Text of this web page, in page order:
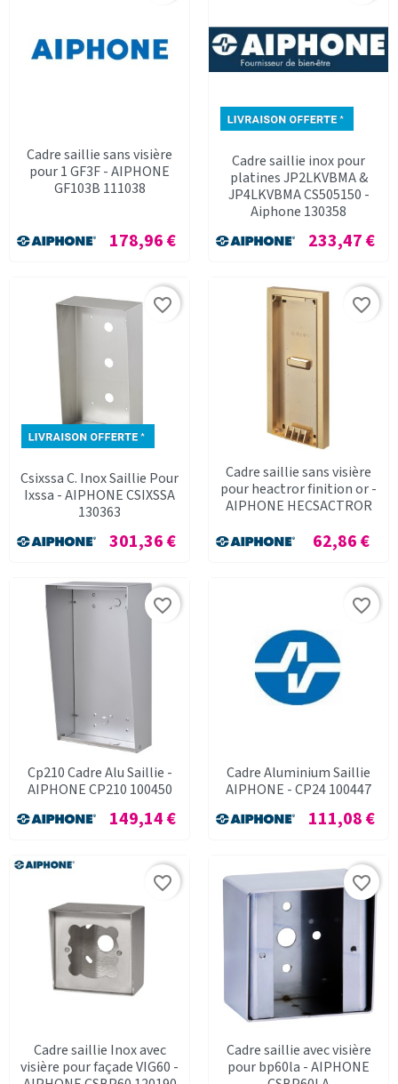
Cadre saillie sans visière
pour 1 GF3F - AIPHONE
GF103B 111038
Prix
178,96 €
Cadre saillie inox pour
platines JP2LKVBMA &
JP4LKVBMA CS505150 -
Aiphone 130358
Prix
233,47 €
Csixssa C. Inox Saillie Pour
Ixssa - AIPHONE CSIXSSA
130363
Prix
301,36 €
favorite_border
Cadre saillie sans visière
pour heactror finition or -
AIPHONE HECSACTROR
Prix
62,86 €
favorite_border
Cp210 Cadre Alu Saillie -
AIPHONE CP210 100450
Prix
149,14 €
favorite_border
Cadre Aluminium Saillie
AIPHONE - CP24 100447
Prix
111,08 €
favorite_border
Cadre saillie Inox avec
visière pour façade VIG60 -
favorite_border
Cadre saillie avec visière
pour bp60la - AIPHONE
favorite_border